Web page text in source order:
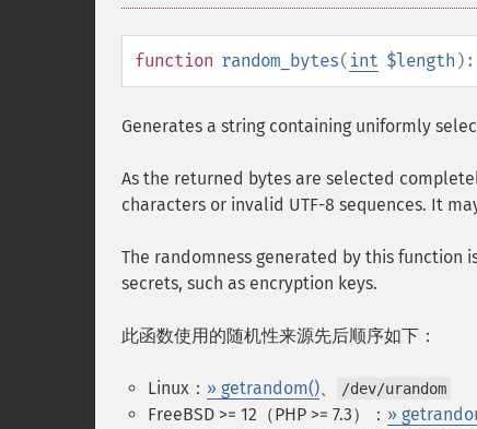
function random_bytes( int $length ):
Generates a string containing uniformly
As the returned bytes are selected
characters or invalid UTF-8 sequences. It
The randomness generated by this
secrets, such as encryption keys.
此函数使用的随机性来源先后顺序如下：
Linux： » getrandom()、 /dev/urandom
FreeBSD >= 12（PHP >= 7.3）： »